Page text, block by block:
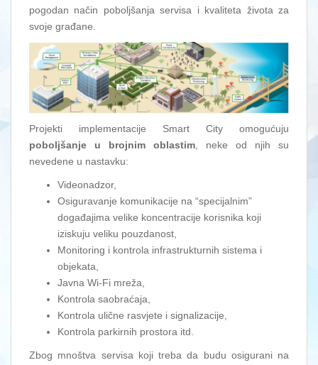
pogodan način poboljšanja servisa i kvaliteta života za
svoje građane.
Projekti implementacije Smart City omogućuju
poboljšanje u brojnim oblastim , neke od njih su
nevedene u nastavku:
Videonadzor,
Osiguravanje komunikacije na “specijalnim”
događajima velike koncentracije korisnika koji
iziskuju veliku pouzdanost,
Monitoring i kontrola infrastrukturnih sistema i
objekata,
Javna Wi-Fi mreža,
Kontrola saobraćaja,
Kontrola ulične rasvjete i signalizacije,
Kontrola parkirnih prostora itd.
Zbog mnoštva servisa koji treba da budu osigurani na